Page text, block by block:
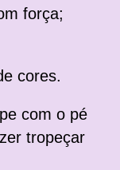
força;
cores.
com o pé
tropeçar